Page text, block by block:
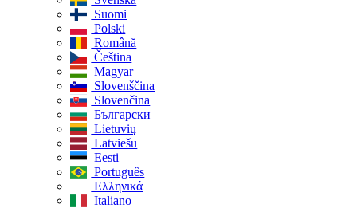
Suomi
Polski
Română
Čeština
Magyar
Slovenščina
Slovenčina
Български
Lietuvių
Latviešu
Eesti
Português
Ελληνικά
Italiano